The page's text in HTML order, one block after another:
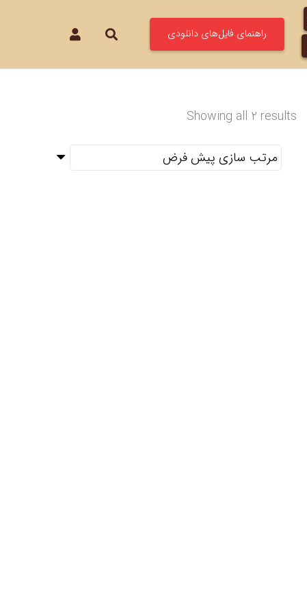
راهنمای فایل‌های دانلودی
Showing all 2 results